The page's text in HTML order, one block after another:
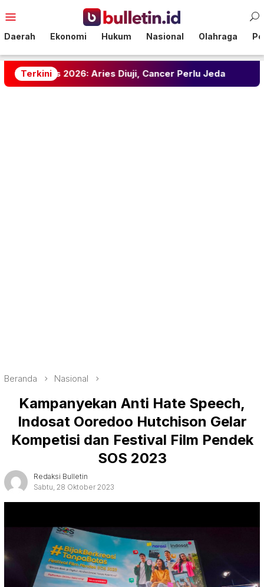
ke
Mobile
Daerah Ekonomi Hukum Nasional Olahraga
Terkini
Aries Diuji, Cancer Perlu Jeda Atasi Jerawat
Beranda Nasional
Kampanyekan Anti Hate Speech,
Indosat Ooredoo Hutchison Gelar
Kompetisi dan Festival Film Pendek
SOS 2023
Redaksi Bulletin
Sabtu, 28 Oktober 2023